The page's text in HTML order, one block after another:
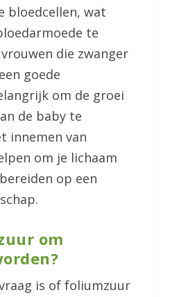
bloedcellen, wat
te
die zwanger
goede
om de groei
de baby te
innemen van
om je lichaam
op een
om
is of foliumzuur